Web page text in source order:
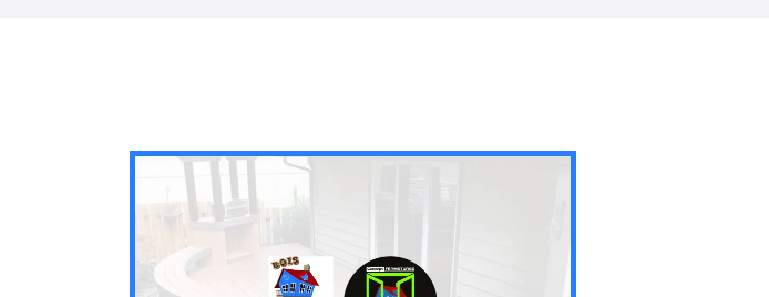
Code Captcha
En cochant cette case, vous consentez à recevoir nos propositions commerciales